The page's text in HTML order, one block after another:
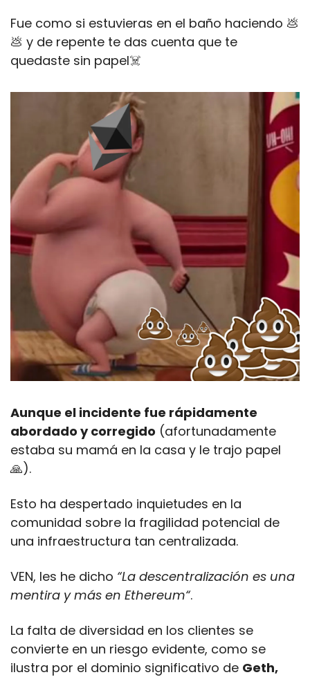
Fue como si estuvieras en el baño haciendo 💩
💩 y de repente te das cuenta que te
quedaste sin papel☠️
Aunque el incidente fue rápidamente
abordado y corregido (afortunadamente
estaba su mamá en la casa y le trajo papel
🙏).
Esto ha despertado inquietudes en la
comunidad sobre la fragilidad potencial de
una infraestructura tan centralizada.
VEN, les he dicho “La descentralización es una
mentira y más en Ethereum“.
La falta de diversidad en los clientes se
convierte en un riesgo evidente, como se
ilustra por el dominio significativo de Geth,